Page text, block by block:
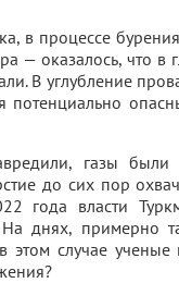
в процессе
— оказалось, что в
В углубление
потенциально
газы были
до сих пор
года власти
На днях, примерно
этом случае